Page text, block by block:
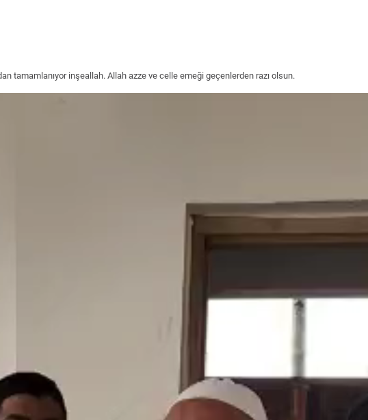
tamamlanıyor inşeallah. Allah azze ve celle emeği geçenlerden razı olsun.